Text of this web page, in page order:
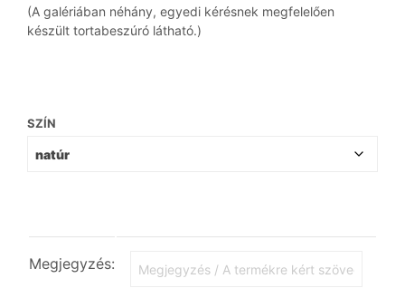
(A galériában néhány, egyedi kérésnek megfelelően
készült tortabeszúró látható.)
SZÍN
Megjegyzés: